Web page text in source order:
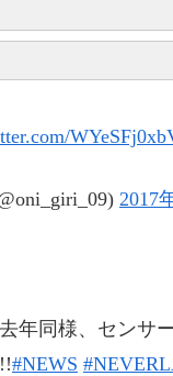
2017
2017
2017
年同様、センサ
#NEWS